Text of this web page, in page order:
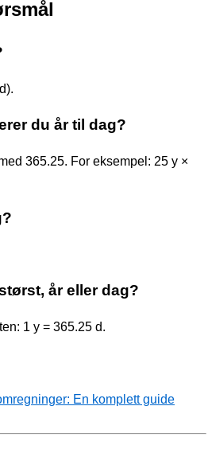
du år til dag?
365.25. For eksempel: 25 y ×
år eller dag?
1 y = 365.25 d.
En komplett guide